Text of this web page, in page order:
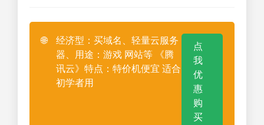
🌐
经济型：买域名、轻量云服务
器、用途：游戏 网站等 《腾
讯云》特点：特价机便宜 适合
初学者用
点
我
优
惠
购
买